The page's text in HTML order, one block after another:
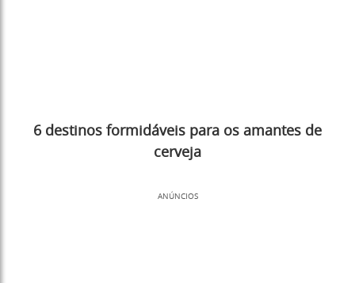
6 destinos formidáveis para os amantes de
cerveja
ANÚNCIOS